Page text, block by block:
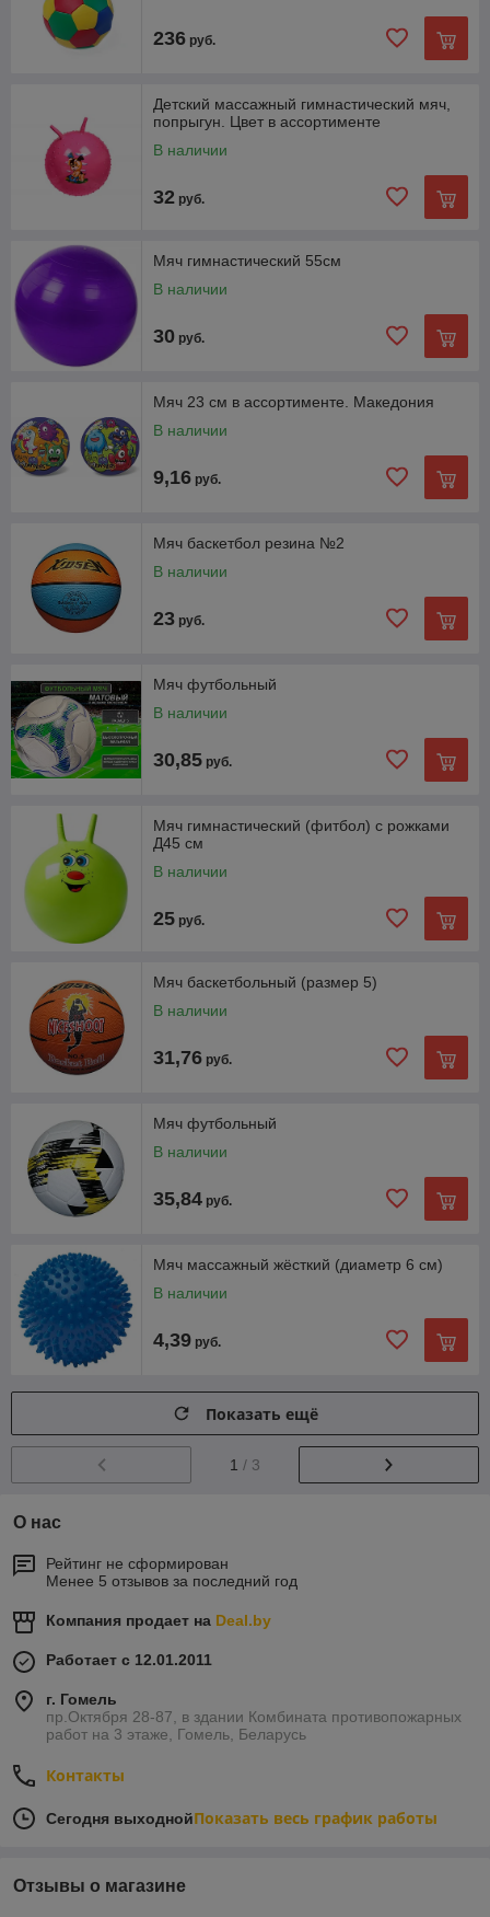
236 руб.
Детский массажный гимнастический мяч,
попрыгун. Цвет в ассортименте
В наличии
32 руб.
Мяч гимнастический 55см
В наличии
30 руб.
Мяч 23 см в ассортименте. Македония
В наличии
9,16 руб.
Мяч баскетбол резина №2
В наличии
23 руб.
Мяч футбольный
В наличии
30,85 руб.
Мяч гимнастический (фитбол) с рожками
Д45 см
В наличии
25 руб.
Мяч баскетбольный (размер 5)
В наличии
31,76 руб.
Мяч футбольный
В наличии
35,84 руб.
Мяч массажный жёсткий (диаметр 6 см)
В наличии
4,39 руб.
Показать ещё
1 / 3
О нас
Рейтинг не сформирован
Менее 5 отзывов за последний год
Компания продает на Deal.by
Работает с 12.01.2011
г. Гомель
пр.Октября 28-87, в здании Комбината противопожарных
работ на 3 этаже, Гомель, Беларусь
Контакты
Сегодня выходнойПоказать весь график работы
Отзывы о магазине